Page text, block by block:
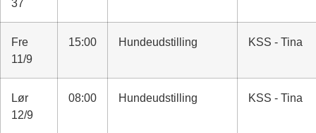
37
Fre
11/9
15:00 Hundeudstilling KSS - Tina
Lør
12/9
08:00 Hundeudstilling KSS - Tina